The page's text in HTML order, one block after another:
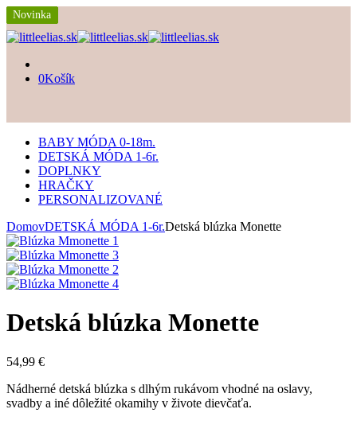
0Košík
BABY MÓDA 0-18m.
DETSKÁ MÓDA 1-6r.
DOPLNKY
HRAČKY
PERSONALIZOVANÉ
DomovDETSKÁ MÓDA 1-6r.Detská blúzka Monette
Detská blúzka Monette
54,99 €
Nádherné detská blúzka s dlhým rukávom vhodné na oslavy,
svadby a iné dôležité okamihy v živote dievčaťa.
Novinka
Novinka
Novinka
Novinka
Novinka